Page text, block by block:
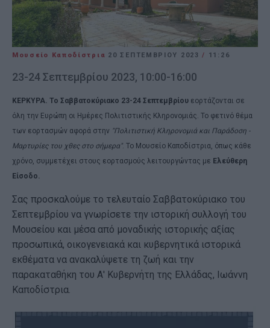
Μουσείο Καποδίστρια 20 ΣΕΠΤΕΜΒΡΊΟΥ 2023/ 11:26
23-24 Σεπτεμβρίου 2023, 10:00-16:00
ΚΕΡΚΥΡΑ. Το Σαββατοκύριακο 23-24 Σεπτεμβρίου εορτάζονται σε
όλη την Ευρώπη οι Ημέρες Πολιτιστικής Κληρονομιάς. Το φετινό θέμα
των εορτασμών αφορά στην "Πολιτιστική Κληρονομιά και Παράδοση -
Μαρτυρίες του χθες στο σήμερα". Το Μουσείο Καποδίστρια, όπως κάθε
χρόνο, συμμετέχει στους εορτασμούς λειτουργώντας με Ελεύθερη
Είσοδο.
Σας προσκαλούμε το τελευταίο Σαββατοκύριακο του
Σεπτεμβρίου να γνωρίσετε την ιστορική συλλογή του
Μουσείου και μέσα από μοναδικής ιστορικής αξίας
προσωπικά, οικογενειακά και κυβερνητικά ιστορικά
εκθέματα να ανακαλύψετε τη ζωή και την
παρακαταθήκη του Α' Κυβερνήτη της Ελλάδας, Ιωάννη
Καποδίστρια.